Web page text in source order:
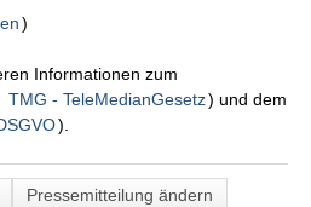
)
Informationen zum
TMG - TeleMedianGesetz) und dem
).
Pressemitteilung ändern